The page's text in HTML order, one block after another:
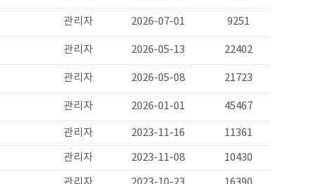
관리자 2026-07-01 9251
관리자 2026-05-13 22402
관리자 2026-05-08 21723
관리자 2026-01-01 45467
관리자 2023-11-16 11361
관리자 2023-11-08 10430